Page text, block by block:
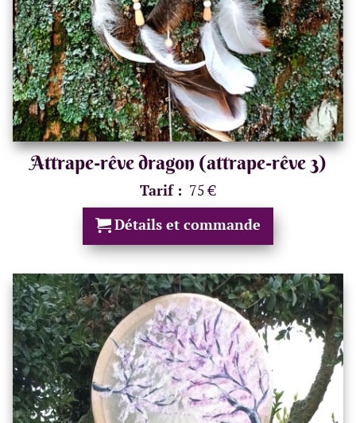
Attrape-rêve dragon (attrape-rêve 3)
Tarif : 75 €
Détails et commande